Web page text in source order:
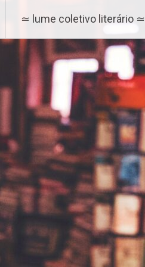
≃ lume coletivo literário ≃